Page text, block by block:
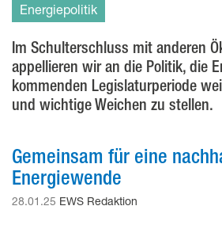
Energiepolitik
Im Schulterschluss mit anderen
appellieren wir an die Politik, die
kommenden Legislaturperiode
und wichtige Weichen zu stellen.
Gemeinsam für eine
Energiewende
28.01.25 EWS Redaktion